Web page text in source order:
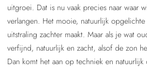
uitgroei. Dat is nu vaak precies naar waar
verlangen. Het mooie, natuurlijk
uitstraling zachter maakt. Maar als je wat
verfijnd, natuurlijk en zacht, alsof de zon
Dan komt het aan op techniek en